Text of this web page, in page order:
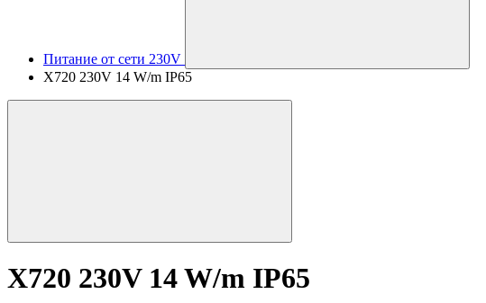
Питание от сети 230V
X720 230V 14 W/m IP65
X720 230V 14 W/m IP65